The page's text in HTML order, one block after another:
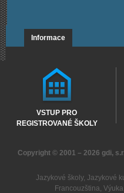
Informace
VSTUP PRO
REGISTROVANÉ ŠKOLY
Copyright © 2001 – 2026 gdi,
Jazykové školy, Jazykové
Francouzština,